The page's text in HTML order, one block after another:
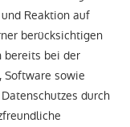
Reaktion auf
berücksichtigen
bereits bei der
Software sowie
durch